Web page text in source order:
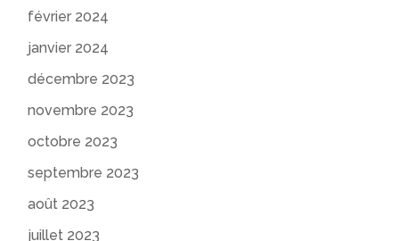
février 2024
janvier 2024
décembre 2023
novembre 2023
octobre 2023
septembre 2023
août 2023
juillet 2023